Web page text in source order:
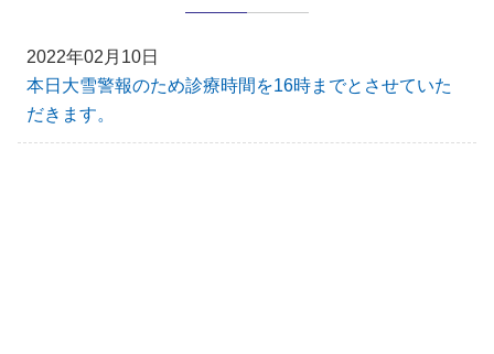
2022年02月10日
本日大雪警報のため診療時間を16時までとさせていた
だきます。